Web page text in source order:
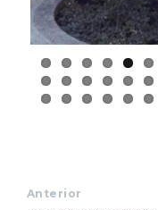
Anterior